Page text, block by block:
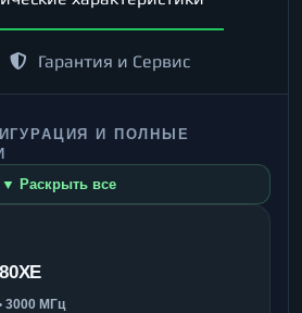
Гарантия и Сервис
И ПОЛНЫЕ
▼ Раскрыть все
3000 МГц